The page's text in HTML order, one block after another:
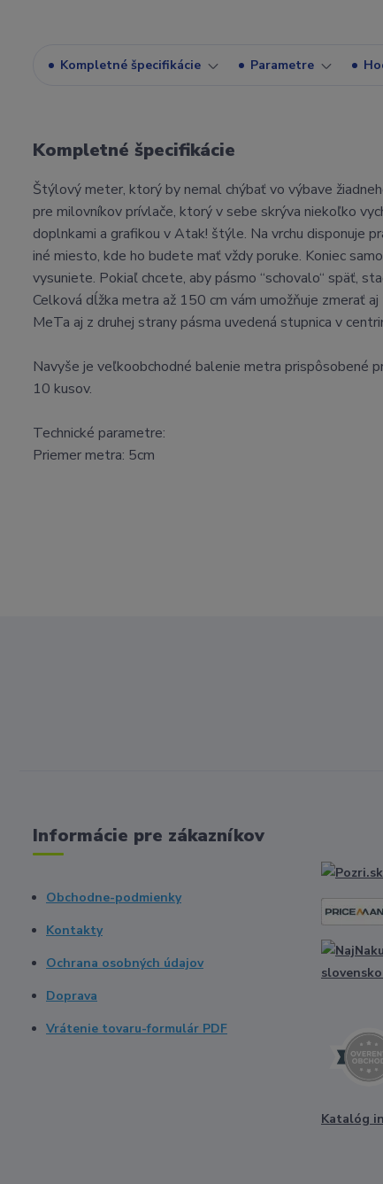
Kompletné špecifikácie Parametre
Kompletné špecifikácie
Štýlový meter, ktorý by nemal chýbať vo výbave
pre milovníkov prívlače, ktorý v sebe skrýva niekoľko
doplnkami a grafikou v Atak! štýle. Na vrchu disponuje
iné miesto, kde ho budete mať vždy poruke. Koniec
vysuniete. Pokiaľ chcete, aby pásmo “schovalo“ späť,
Celková dĺžka metra až 150 cm vám umožňuje zmerať
MeTa aj z druhej strany pásma uvedená stupnica v
Navyše je veľkoobchodné balenie metra prispôsobené
10 kusov.
Technické parametre:
Priemer metra: 5cm
Informácie pre zákazníkov
Obchodne-podmienky
Kontakty
Ochrana osobných údajov
Doprava
Vrátenie tovaru-formulár PDF
Katalóg